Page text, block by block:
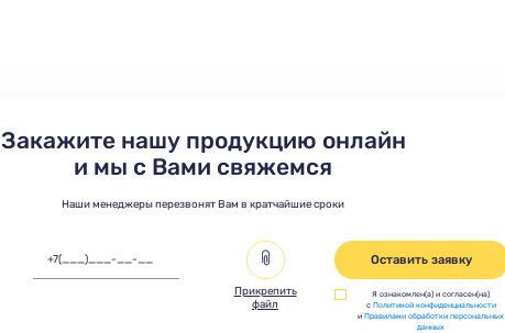
Закажите нашу продукцию онлайн
и мы с Вами свяжемся
Наши менеджеры перезвонят Вам в кратчайшие сроки
Прикрепить
файл
Оставить заявку
Я ознакомлен(а) и согласен(на)
с Политикой конфиденциальности
иПравилами обработки персональных
данных